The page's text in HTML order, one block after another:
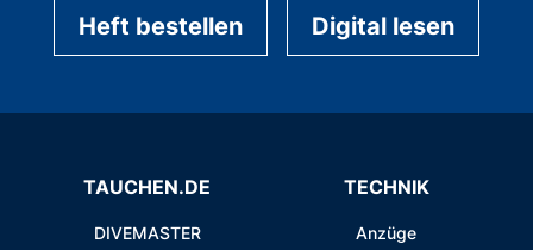
Heft bestellen Digital lesen
TAUCHEN.DE
DIVEMASTER
TECHNIK
Anzüge